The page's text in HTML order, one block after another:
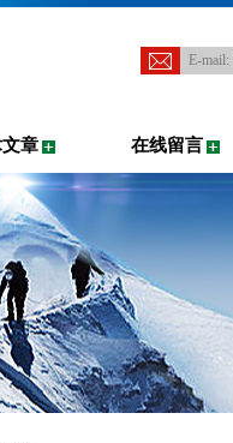
E-mail:
章 在线留言